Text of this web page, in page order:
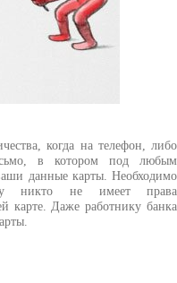
когда на телефон, либо
в котором под любым
данные карты. Необходимо
никто не имеет права
карте. Даже работнику банка